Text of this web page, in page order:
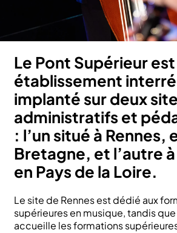
Le Pont Supérieur est
établissement
implanté sur deux
administratifs et
: l’un situé à Rennes,
Bretagne, et l’autre
en Pays de la Loire.
Le site de Rennes est dédié aux
supérieures en musique, tandis
accueille les formations